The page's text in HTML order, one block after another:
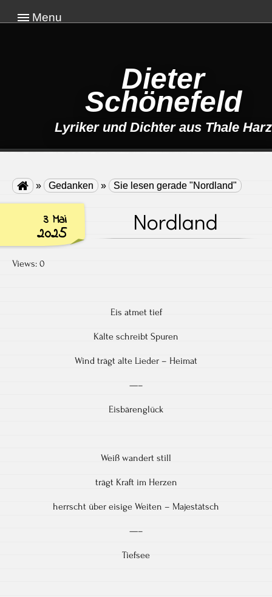
Menu
Dieter
Schönefeld
Lyriker und Dichter aus Thale Harz
 » Gedanken » Sie lesen gerade "Nordland"
3 Mai
2025 Nordland
Views: 0
Eis atmet tief
Kälte schreibt Spuren
Wind trägt alte Lieder – Heimat
—–
Eisbärenglück
Weiß wandert still
trägt Kraft im Herzen
herrscht über eisige Weiten – Majestätsch
—–
Tiefsee